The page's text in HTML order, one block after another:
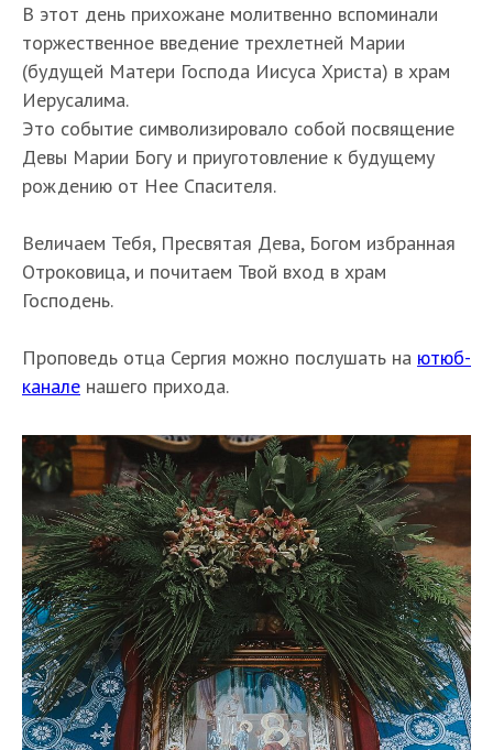
В этот день прихожане молитвенно вспоминали
торжественное введение трехлетней Марии
(будущей Матери Господа Иисуса Христа) в храм
Иерусалима.
Это событие символизировало собой посвящение
Девы Марии Богу и приуготовление к будущему
рождению от Нее Спасителя.
Величаем Тебя, Пресвятая Дева, Богом избранная
Отроковица, и почитаем Твой вход в храм
Господень.
Проповедь отца Сергия можно послушать на ютюб-
канале нашего прихода.